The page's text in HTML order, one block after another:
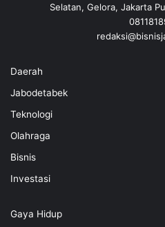
Selatan, Gelora, Jakarta
Daerah
Jabodetabek
Teknologi
Olahraga
Bisnis
Investasi
Gaya Hidup